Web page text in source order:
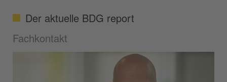
Der aktuelle BDG report
Fachkontakt